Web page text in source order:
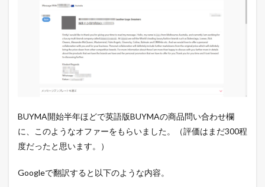
BUYMA開始半年ほどで英語版BUYMAの商品問い合わせ欄
に、このようなオファーをもらいました。（評価はまだ300程
度だったと思います。）
Googleで翻訳すると以下のような内容。